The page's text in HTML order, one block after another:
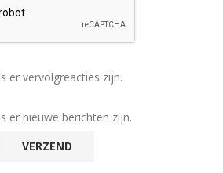
er vervolgreacties zijn.
er nieuwe berichten zijn.